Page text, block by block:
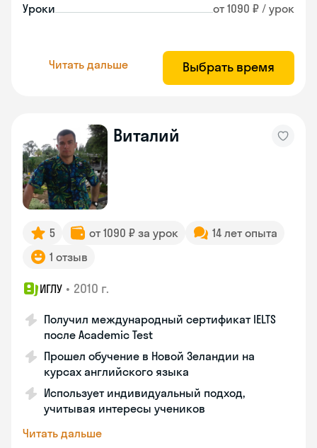
Уроки от 1090 ₽ / урок
Читать дальше Выбрать время
Виталий
5 от 1090 ₽ за урок
14 лет опыта
1 отзыв
ИГЛУ • 2010 г.
Получил международный сертификат IELTS
после Academic Test
Прошел обучение в Новой Зеландии на
курсах английского языка
Использует индивидуальный подход,
учитывая интересы учеников
Читать дальше